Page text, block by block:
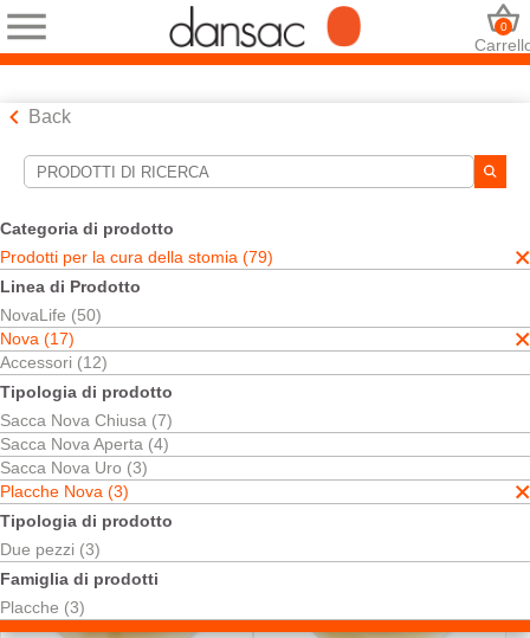
0
Back
Categoria di prodotto
Prodotti per la cura della stomia (79)
Linea di Prodotto
NovaLife (50)
Nova (17)
Accessori (12)
Tipologia di prodotto
Sacca Nova Chiusa (7)
Sacca Nova Aperta (4)
Sacca Nova Uro (3)
Placche Nova (3)
Tipologia di prodotto
Due pezzi (3)
Famiglia di prodotti
Placche (3)
Strumenti di ricerca
Le tue selezioni:
Prodotti per la cura della stomia
Nova
Placche Nova
La sua selezione abbinato3risultati
Ordina per: